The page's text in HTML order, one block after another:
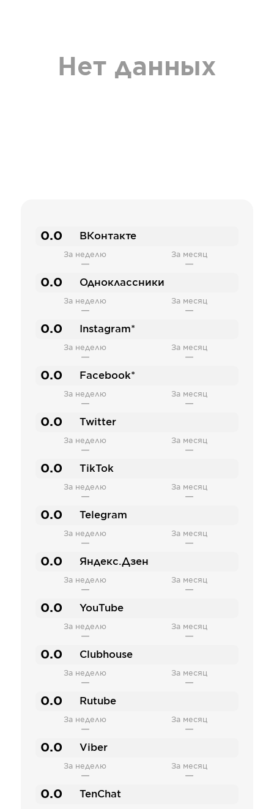
Нет данных
0.0 ВКонтакте
За неделю
—
За месяц
—
0.0 Одноклассники
За неделю
—
За месяц
—
0.0 Instagram*
За неделю
—
За месяц
—
0.0 Facebook*
За неделю
—
За месяц
—
0.0 Twitter
За неделю
—
За месяц
—
0.0 TikTok
За неделю
—
За месяц
—
0.0 Telegram
За неделю
—
За месяц
—
0.0 Яндекс.Дзен
За неделю
—
За месяц
—
0.0 YouTube
За неделю
—
За месяц
—
0.0 Clubhouse
За неделю
—
За месяц
—
0.0 Rutube
За неделю
—
За месяц
—
0.0 Viber
За неделю
—
За месяц
—
0.0 TenChat